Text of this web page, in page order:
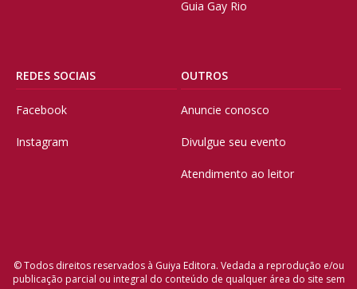
Guia Gay Rio
REDES SOCIAIS
Facebook
Instagram
OUTROS
Anuncie conosco
Divulgue seu evento
Atendimento ao leitor
© Todos direitos reservados à Guiya Editora. Vedada a reprodução e/ou
publicação parcial ou integral do conteúdo de qualquer área do site sem